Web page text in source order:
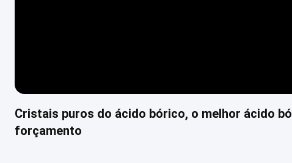
Cristais puros do ácido bórico, o melhor ácido
forçamento